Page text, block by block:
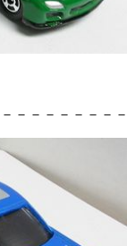
－－－－－－－